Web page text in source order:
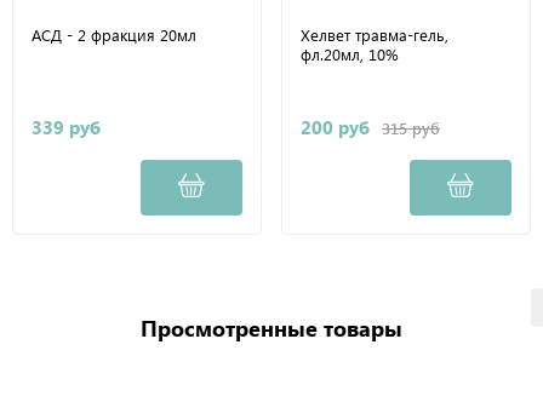
АСД - 2 фракция 20мл
339 руб
Хелвет травма-гель,
фл.20мл, 10%
200 руб 315 руб
Просмотренные товары